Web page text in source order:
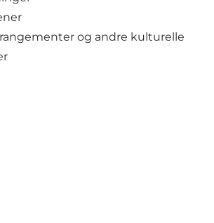
og andre kulturelle